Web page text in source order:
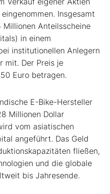
Insgesamt
Anteilsscheine
in einem
institutionellen Anlegern
mit. Der Preis je
Euro betragen.
E-Bike-Hersteller
Millionen Dollar
vom asiatischen
angeführt. Das Geld
fließen,
und die globale
bis Jahresende.